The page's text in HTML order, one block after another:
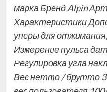
марка Бренд Alpin
Характеристики
упоры для отжимания,
Измерение пульса
Регулировка угла
Вес нетто / брутто